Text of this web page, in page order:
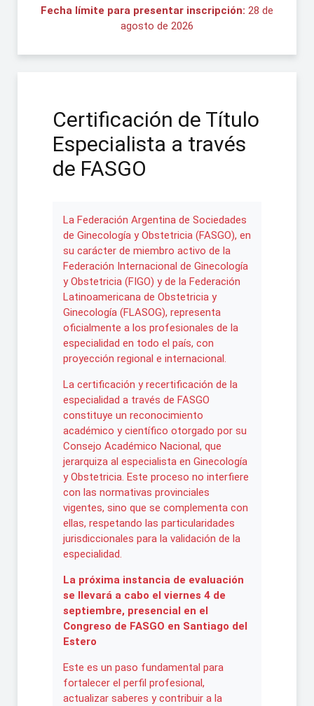
Fecha límite para presentar inscripción: 28 de
agosto de 2026
Certificación de Título
Especialista a través
de FASGO
La Federación Argentina de Sociedades
de Ginecología y Obstetricia (FASGO), en
su carácter de miembro activo de la
Federación Internacional de Ginecología
y Obstetricia (FIGO) y de la Federación
Latinoamericana de Obstetricia y
Ginecología (FLASOG), representa
oficialmente a los profesionales de la
especialidad en todo el país, con
proyección regional e internacional.
La certificación y recertificación de la
especialidad a través de FASGO
constituye un reconocimiento
académico y científico otorgado por su
Consejo Académico Nacional, que
jerarquiza al especialista en Ginecología
y Obstetricia. Este proceso no interfiere
con las normativas provinciales
vigentes, sino que se complementa con
ellas, respetando las particularidades
jurisdiccionales para la validación de la
especialidad.
La próxima instancia de evaluación
se llevará a cabo el viernes 4 de
septiembre, presencial en el
Congreso de FASGO en Santiago del
Estero
Este es un paso fundamental para
fortalecer el perfil profesional,
actualizar saberes y contribuir a la